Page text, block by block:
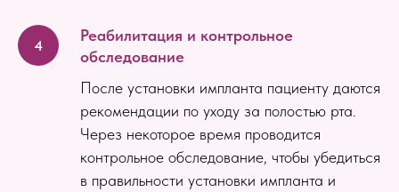
Реабилитация и контрольное
обследование
После установки импланта пациенту даются
рекомендации по уходу за полостью рта.
Через некоторое время проводится
контрольное обследование, чтобы убедиться
в правильности установки импланта и